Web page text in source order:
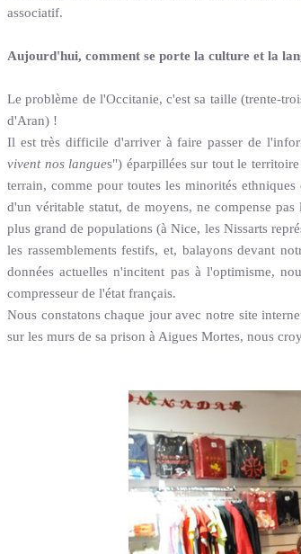
associatif.
Aujourd'hui, comment se porte la culture et la
Le problème de l'Occitanie, c'est sa taille (trente-
d'Aran) !
Il est très difficile d'arriver à faire passer de
vivent nos langues") éparpillées sur tout le
terrain, comme pour toutes les minorités
d'un véritable statut, de moyens, ne compense
plus grand de populations (à Nice, les Nissarts
les rassemblements festifs, et, balayons devant
données actuelles n'incitent pas à l'optimisme,
compresseur de l'état français.
Nous constatons chaque jour avec notre site
sur les murs de sa prison à Aigues Mortes, nous